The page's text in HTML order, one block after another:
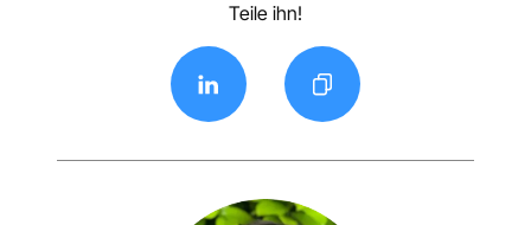
Teile ihn!